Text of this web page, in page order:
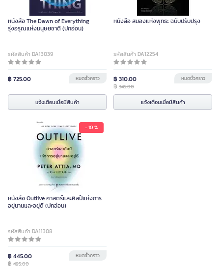
หนังสือ The Dawn of Everything
รุ่งอรุณแห่งมนุษยชาติ (ปกอ่อน)
รหัสสินค้า DA13039
฿ 725.00 หมดชั่วคราว
แจ้งเตือนเมื่อมีสินค้า
หนังสือ สมองแห่งพุทธะ ฉบับปรับปรุง
รหัสสินค้า DA12254
฿ 310.00
฿ 345.00
หมดชั่วคราว
แจ้งเตือนเมื่อมีสินค้า
- 10 %
หนังสือ Outlive ศาสตร์และศิลป์แห่งการ
อยู่นานและอยู่ดี (ปกอ่อน)
รหัสสินค้า DA11308
฿ 445.00
฿ 495.00
หมดชั่วคราว